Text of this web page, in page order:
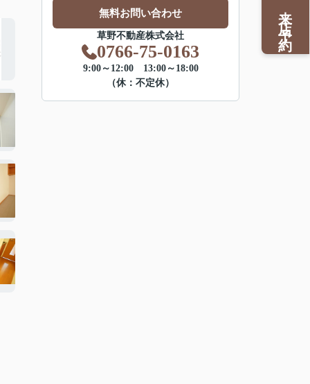
無料お問い合わせ
草野不動産株式会社
0766-75-0163
9:00～12:00 13:00～18:00
（休：不定休）
来店予約